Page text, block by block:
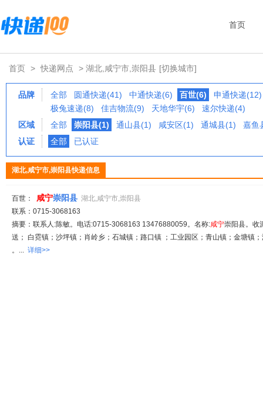
首页
首页 > 快递网点 > 湖北,咸宁市,崇阳县 [切换城市]
品牌 全部 圆通快递(41) 中通快递(6) 百世(6)
申通快递(12)
极兔速递(8)
佳吉物流(9) 天地华宇(6)
速尔快递(4)
区域
全部 崇阳县(1) 通山县(1) 咸安区(1) 通城县(1)
嘉鱼
认证
全部 已认证
湖北,咸宁市,崇阳县快递信息
百世： 咸宁崇阳县 湖北,咸宁市,崇阳县
联系：0715-3068163
摘要：联系人:陈敏。电话:0715-3068163 13476880059。名称:咸宁崇阳县。收
送； 白霓镇；沙坪镇；肖岭乡；石城镇；路口镇 ；工业园区；青山镇；金塘镇
。... 详细>>